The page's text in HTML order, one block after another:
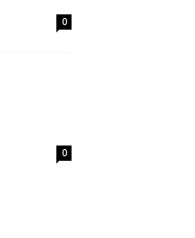
0
0